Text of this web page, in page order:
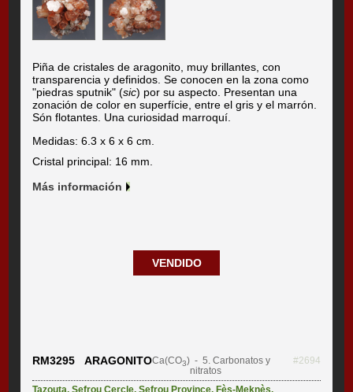
Piña de cristales de aragonito, muy brillantes, con
transparencia y definidos. Se conocen en la zona como
"piedras sputnik" (sic) por su aspecto. Presentan una
zonación de color en superfície, entre el gris y el marrón.
Són flotantes. Una curiosidad marroquí.
Medidas: 6.3 x 6 x 6 cm.
Cristal principal: 16 mm.
Más información
VENDIDO
RM3295 ARAGONITOCa(CO3) - 5. Carbonatos y
nitratos
#2694
Tazouta,Sefrou Cercle,Sefrou Province,Fès-Meknès,